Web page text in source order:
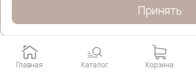
Главная Каталог Корзина
Принять